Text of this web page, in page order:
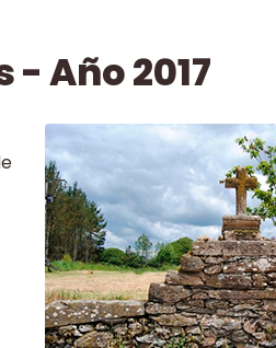
Año 2017